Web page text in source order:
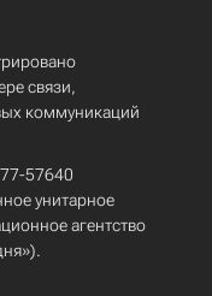
связи,
коммуникаций
57640
унитарное
агентство